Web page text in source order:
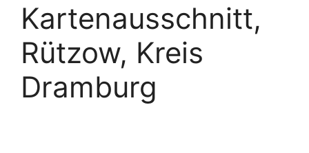
Kartenausschnitt,
Rützow, Kreis
Dramburg